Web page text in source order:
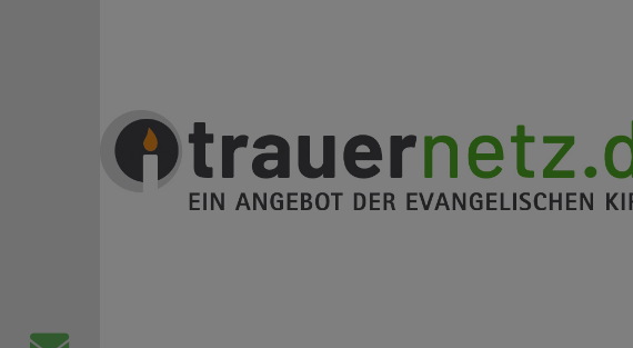
Trauernetz
Ein Angebot der evangelischen Kirche